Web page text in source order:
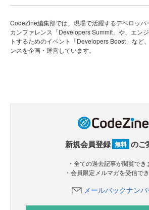
CodeZine編集部では、現場で活躍するデベロッ
カンファレンス「Developers Summit」や、エン
トするためのイベント「Developers Boost」など
ンスを企画・運営しています。
新規会員登録 無料 のご
・全ての過去記事が閲覧でき
・会員限定メルマガを受信で
メールバックナンバ